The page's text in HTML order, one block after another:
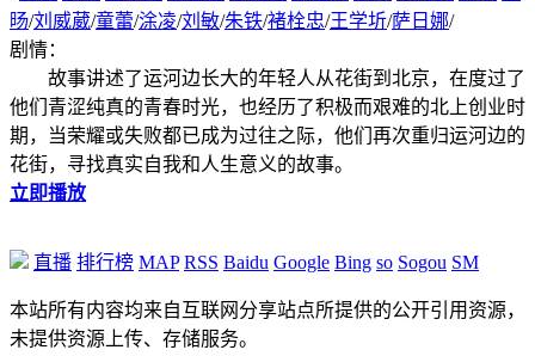
旸/刘威葳/童蕾/涂凌/刘敏/朱铁/褚栓忠/王学圻/萨日娜/
剧情：
故事讲述了运河边长大的年轻人从花街到北京，在度过了
他们青涩纯真的青春时光，也经历了积极而艰难的北上创业时
期，当荣耀或失败都已成为过往之际，他们再次重归运河边的
花街，寻找真实自我和人生意义的故事。
立即播放
直播 排行榜 MAP RSS Baidu Google Bing so Sogou SM
本站所有内容均来自互联网分享站点所提供的公开引用资源，
未提供资源上传、存储服务。